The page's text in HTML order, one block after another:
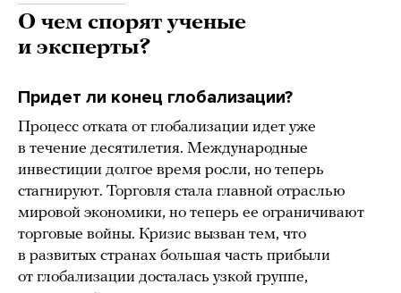
О чем спорят ученые
и эксперты?
Придет ли конец глобализации?
Процесс отката от глобализации идет уже
в течение десятилетия. Международные
инвестиции долгое время росли, но теперь
стагнируют. Торговля стала главной отраслью
мировой экономики, но теперь ее ограничивают
торговые войны. Кризис вызван тем, что
в развитых странах большая часть прибыли
от глобализации досталась узкой группе,